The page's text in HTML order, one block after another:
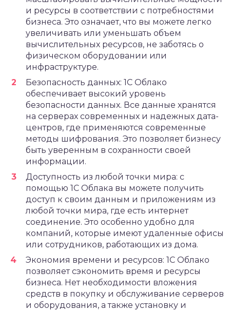
и ресурсы в соответствии с потребностями
бизнеса. Это означает, что вы можете легко
увеличивать или уменьшать объем
вычислительных ресурсов, не заботясь о
физическом оборудовании или
инфраструктуре.
Безопасность данных: 1С Облако
обеспечивает высокий уровень
безопасности данных. Все данные хранятся
на серверах современных и надежных дата-
центров, где применяются современные
методы шифрования. Это позволяет бизнесу
быть уверенным в сохранности своей
информации.
Доступность из любой точки мира: с
помощью 1С Облака вы можете получить
доступ к своим данным и приложениям из
любой точки мира, где есть интернет
соединение. Это особенно удобно для
компаний, которые имеют удаленные офисы
или сотрудников, работающих из дома.
Экономия времени и ресурсов: 1С Облако
позволяет сэкономить время и ресурсы
бизнеса. Нет необходимости вложения
средств в покупку и обслуживание серверов
и оборудования, а также установку и